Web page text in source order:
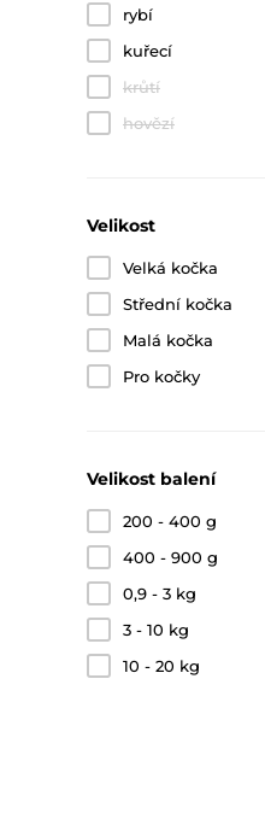
rybí
kuřecí
krůtí
hovězí
Velikost
Velká kočka
Střední kočka
Malá kočka
Pro kočky
Velikost balení
200 - 400 g
400 - 900 g
0,9 - 3 kg
3 - 10 kg
10 - 20 kg